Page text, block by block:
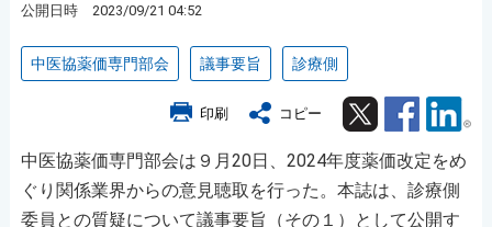
公開日時 2023/09/21 04:52
中医協薬価専門部会 議事要旨 診療側
印刷 コピー Twitter Facebook
中医協薬価専門部会は９月20日、2024年度薬価改定をめ
ぐり関係業界からの意見聴取を行った。本誌は、診療側
委員との質疑について議事要旨（その１）として公開す